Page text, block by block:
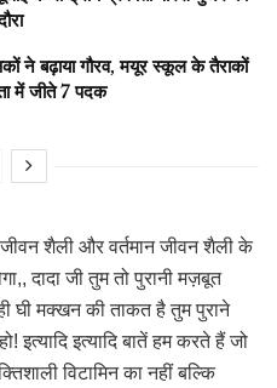
ने बढ़ाया गौरव, मयूर स्कूल के तैराकों
में जीते 7 पदक
शैली और वर्तमान जीवन शैली के
दादा जी तुम तो पुरानी मज़बूत
घी मक्खन की ताकत है तुम पुराने
इत्यादि बातें हम करते हैं जो
विटामिन का नहीं बल्कि